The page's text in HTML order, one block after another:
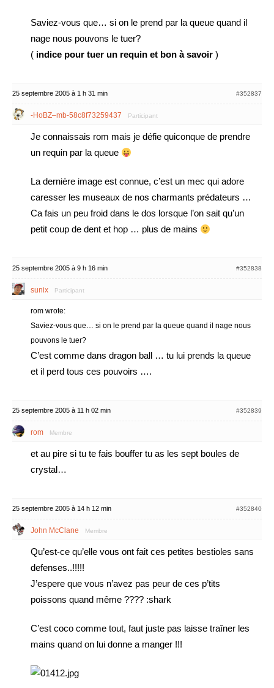
Saviez-vous que… si on le prend par la queue quand il
nage nous pouvons le tuer?
( indice pour tuer un requin et bon à savoir )
25 septembre 2005 à 1 h 31 min #352837
-HoBZ–mb-58c8f73259437 Participant
Je connaissais rom mais je défie quiconque de prendre
un requin par la queue
La dernière image est connue, c’est un mec qui adore
caresser les museaux de nos charmants prédateurs …
Ca fais un peu froid dans le dos lorsque l’on sait qu’un
petit coup de dent et hop … plus de mains
25 septembre 2005 à 9 h 16 min #352838
sunix Participant
rom wrote:
Saviez-vous que… si on le prend par la queue quand il nage nous
pouvons le tuer?
C’est comme dans dragon ball … tu lui prends la queue
et il perd tous ces pouvoirs ….
25 septembre 2005 à 11 h 02 min #352839
rom Membre
et au pire si tu te fais bouffer tu as les sept boules de
crystal…
25 septembre 2005 à 14 h 12 min #352840
John McClane Membre
Qu’est-ce qu’elle vous ont fait ces petites bestioles sans
defenses..!!!!!
J’espere que vous n’avez pas peur de ces p’tits
poissons quand même ???? :shark
C’est coco comme tout, faut juste pas laisse traîner les
mains quand on lui donne a manger !!!